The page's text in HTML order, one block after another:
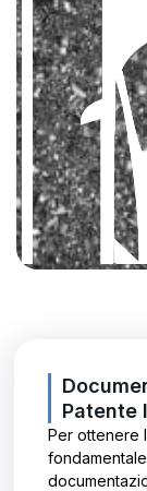
Patente
Per ottenere